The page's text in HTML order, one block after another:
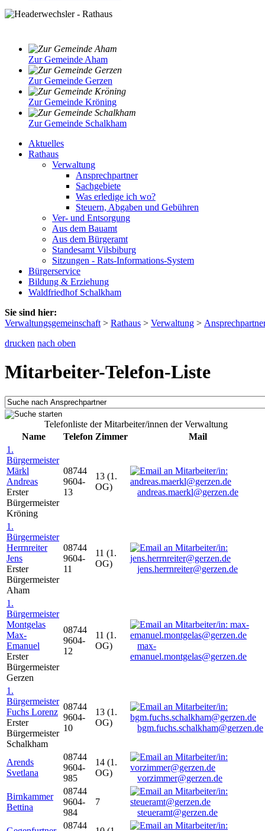
Zur Gemeinde Aham
Zur Gemeinde Gerzen
Zur Gemeinde Kröning
Zur Gemeinde Schalkham
Aktuelles
Rathaus
Verwaltung
Ansprechpartner
Sachgebiete
Was erledige ich wo?
Steuern, Abgaben und Gebühren
Ver- und Entsorgung
Aus dem Bauamt
Aus dem Bürgeramt
Standesamt Vilsbiburg
Sitzungen - Rats-Informations-System
Bürgerservice
Bildung & Erziehung
Waldfriedhof Schalkham
Sie sind hier:
Verwaltungsgemeinschaft > Rathaus > Verwaltung >
drucken nach oben
Mitarbeiter-Telefon-Liste
Telefonliste der Mitarbeiter/innen der Verwaltung
Name
Telefon Zimmer
Mail
1.
Bürgermeister
Märkl
Andreas
Erster
Bürgermeister
Kröning
08744
9604-
13
13 (1.
OG)
andreas.maerkl@gerzen.de
1.
Bürgermeister
Herrnreiter
Jens
Erster
Bürgermeister
Aham
08744
9604-
11
11 (1.
OG)
jens.herrnreiter@gerzen.de
1.
Bürgermeister
Montgelas
Max-
Emanuel
Erster
Bürgermeister
Gerzen
08744
9604-
12
11 (1.
OG)
max-
emanuel.montgelas@gerzen.de
1.
Bürgermeister
Fuchs Lorenz
Erster
Bürgermeister
Schalkham
08744
9604-
10
13 (1.
OG)
bgm.fuchs.schalkham@gerzen.de
Arends
Svetlana
08744
9604-
985
14 (1.
OG)
vorzimmer@gerzen.de
Birnkammer
Bettina
08744
9604-
984
7
steueramt@gerzen.de
08744